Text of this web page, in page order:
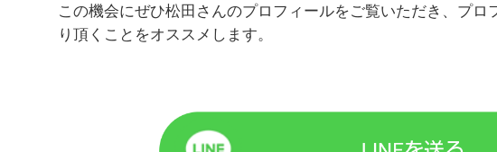
この機会にぜひ松田さんのプロフィールをご覧いただき、プロ
り頂くことをオススメします。